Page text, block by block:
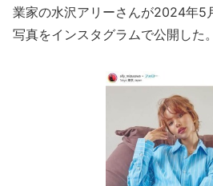
業家の水沢アリーさんが2024年5
写真をインスタグラムで公開した。